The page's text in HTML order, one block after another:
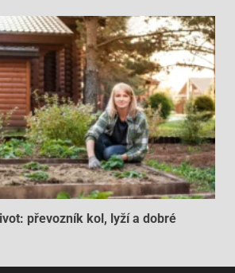
převozník kol, lyží a dobré